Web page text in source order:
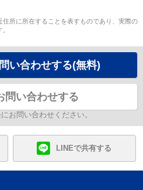
所に所在することを表すものであり、実際の
い合わせする(無料)
問い合わせする
お問い合わせください。
LINEで共有する